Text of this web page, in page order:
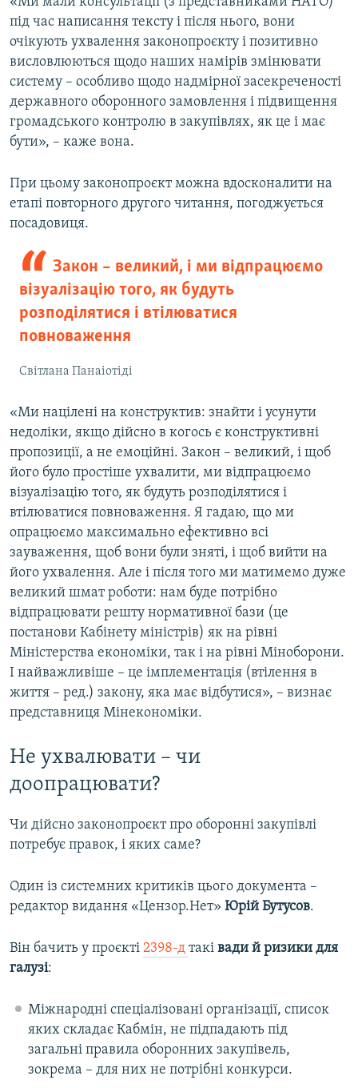
під час написання тексту і після нього, вони
очікують ухвалення законопроєкту і позитивно
висловлюються щодо наших намірів змінювати
систему – особливо щодо надмірної засекреченості
державного оборонного замовлення і підвищення
громадського контролю в закупівлях, як це і має
бути», – каже вона.
При цьому законопроєкт можна вдосконалити на
етапі повторного другого читання, погоджується
посадовиця.
Закон – великий, і ми відпрацюємо
візуалізацію того, як будуть
розподілятися і втілюватися
повноваження
Світлана Панаіотіді
«Ми націлені на конструктив: знайти і усунути
недоліки, якщо дійсно в когось є конструктивні
пропозиції, а не емоційні. Закон – великий, і щоб
його було простіше ухвалити, ми відпрацюємо
візуалізацію того, як будуть розподілятися і
втілюватися повноваження. Я гадаю, що ми
опрацюємо максимально ефективно всі
зауваження, щоб вони були зняті, і щоб вийти на
його ухвалення. Але і після того ми матимемо дуже
великий шмат роботи: нам буде потрібно
відпрацювати решту нормативної бази (це
постанови Кабінету міністрів) як на рівні
Міністерства економіки, так і на рівні Міноборони.
І найважливіше – це імплементація (втілення в
життя – ред.) закону, яка має відбутися», – визнає
представниця Мінекономіки.
Не ухвалювати – чи
доопрацювати?
Чи дійсно законопроєкт про оборонні закупівлі
потребує правок, і яких саме?
Один із системних критиків цього документа –
редактор видання «Цензор.Нет» Юрій Бутусов.
Він бачить у проєкті 2398-д такі вади й ризики для
галузі:
Міжнародні спеціалізовані організації, список
яких складає Кабмін, не підпадають під
загальні правила оборонних закупівель,
зокрема – для них не потрібні конкурси.